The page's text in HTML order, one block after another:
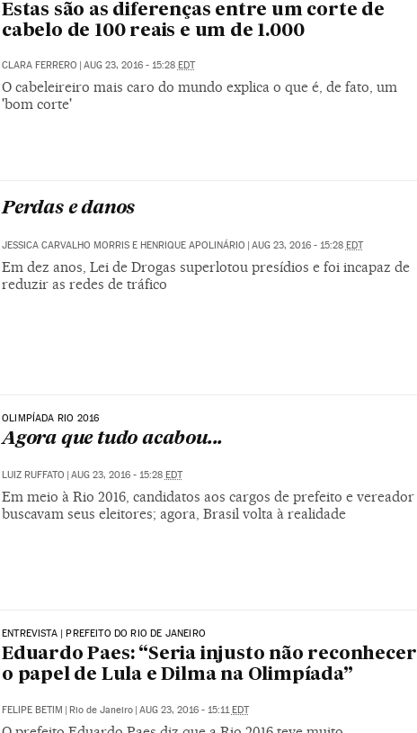
Estas são as diferenças entre um corte de
cabelo de 100 reais e um de 1.000
CLARA FERRERO AUG 23, 2016 - 15:28 EDT
O cabeleireiro mais caro do mundo explica o que é, de fato, um
'bom corte'
Perdas e danos
JESSICA CARVALHO MORRIS E HENRIQUE APOLINÁRIO | AUG 23, 2016 - 15:28 EDT
Em dez anos, Lei de Drogas superlotou presídios e foi incapaz de
reduzir as redes de tráfico
OLIMPÍADA RIO 2016
Agora que tudo acabou...
LUIZ RUFFATO AUG 23, 2016 - 15:28 EDT
Em meio à Rio 2016, candidatos aos cargos de prefeito e vereador
buscavam seus eleitores; agora, Brasil volta à realidade
ENTREVISTA | PREFEITO DO RIO DE JANEIRO
Eduardo Paes: “Seria injusto não reconhecer
o papel de Lula e Dilma na Olimpíada”
FELIPE BETIM | Rio de Janeiro | AUG 23, 2016 - 15:11EDT